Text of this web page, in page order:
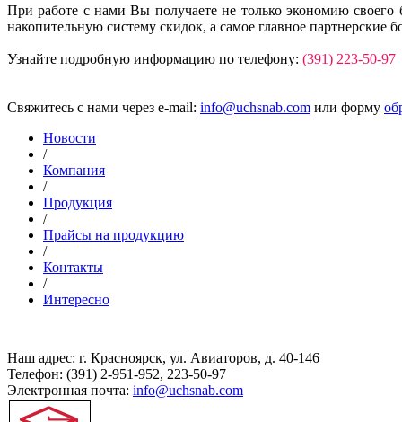
При работе с нами Вы получаете не только экономию
накопительную систему скидок, а самое главное партнерские
Узнайте подробную информацию по телефону: (391) 223-50-97
Свяжитесь с нами через e-mail: info@uchsnab.com или форму
Новости
/
Компания
/
Продукция
/
Прайсы на продукцию
/
Контакты
/
Интересно
Наш адрес: г. Красноярск, ул. Авиаторов, д. 40-146
Телефон: (391) 2-951-952, 223-50-97
Электронная почта: info@uchsnab.com